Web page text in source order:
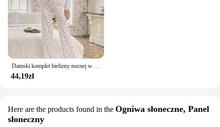
Damski komplet bielizny nocnej w stylu vintage, kwiatowy nadruk, sałata, wykończenia, top ze spodniami, urocza bielizna nocna z pełnym rękawem, komplet piżam
44,19zł
Here are the products found in the Ogniwa słoneczne, Panel
słoneczny